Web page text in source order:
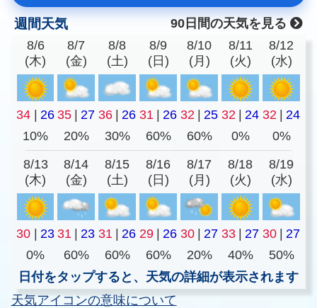
週間天気
90日間の天気を見る
8/6
(木)
8/7
(金)
8/8
(土)
8/9
(日)
8/10
(月)
8/11
(火)
8/12
(水)
34 26 35 27 36 26 31 26 32 25 32 24 32
24
10%
20% 30% 60% 60% 0% 0%
8/13
(木)
8/14
(金)
8/15
(土)
8/16
(日)
8/17
(月)
8/18
(火)
8/19
(水)
30 23 31 23 31 26 29 26 30 27 33 27 30
27
0%
60% 60% 60% 20% 40%
50%
日付をタップすると、天気の詳細が表示されます
天気アイコンの意味について